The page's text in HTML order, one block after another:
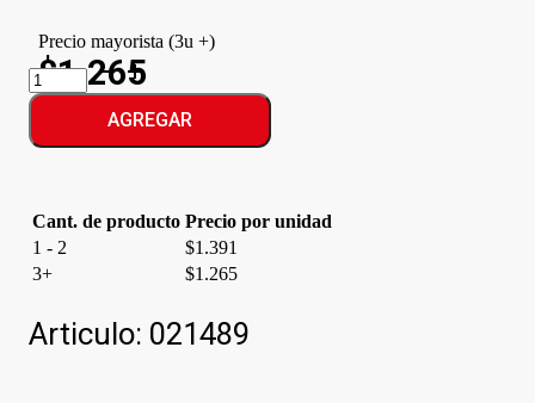
Precio mayorista (3u +)
$1.265
KNORR
SALSA
POMODOROAGREGAR
Cant. de producto Precio por unidad
1 - 2
$1.391
3+
$1.265
Articulo: 021489